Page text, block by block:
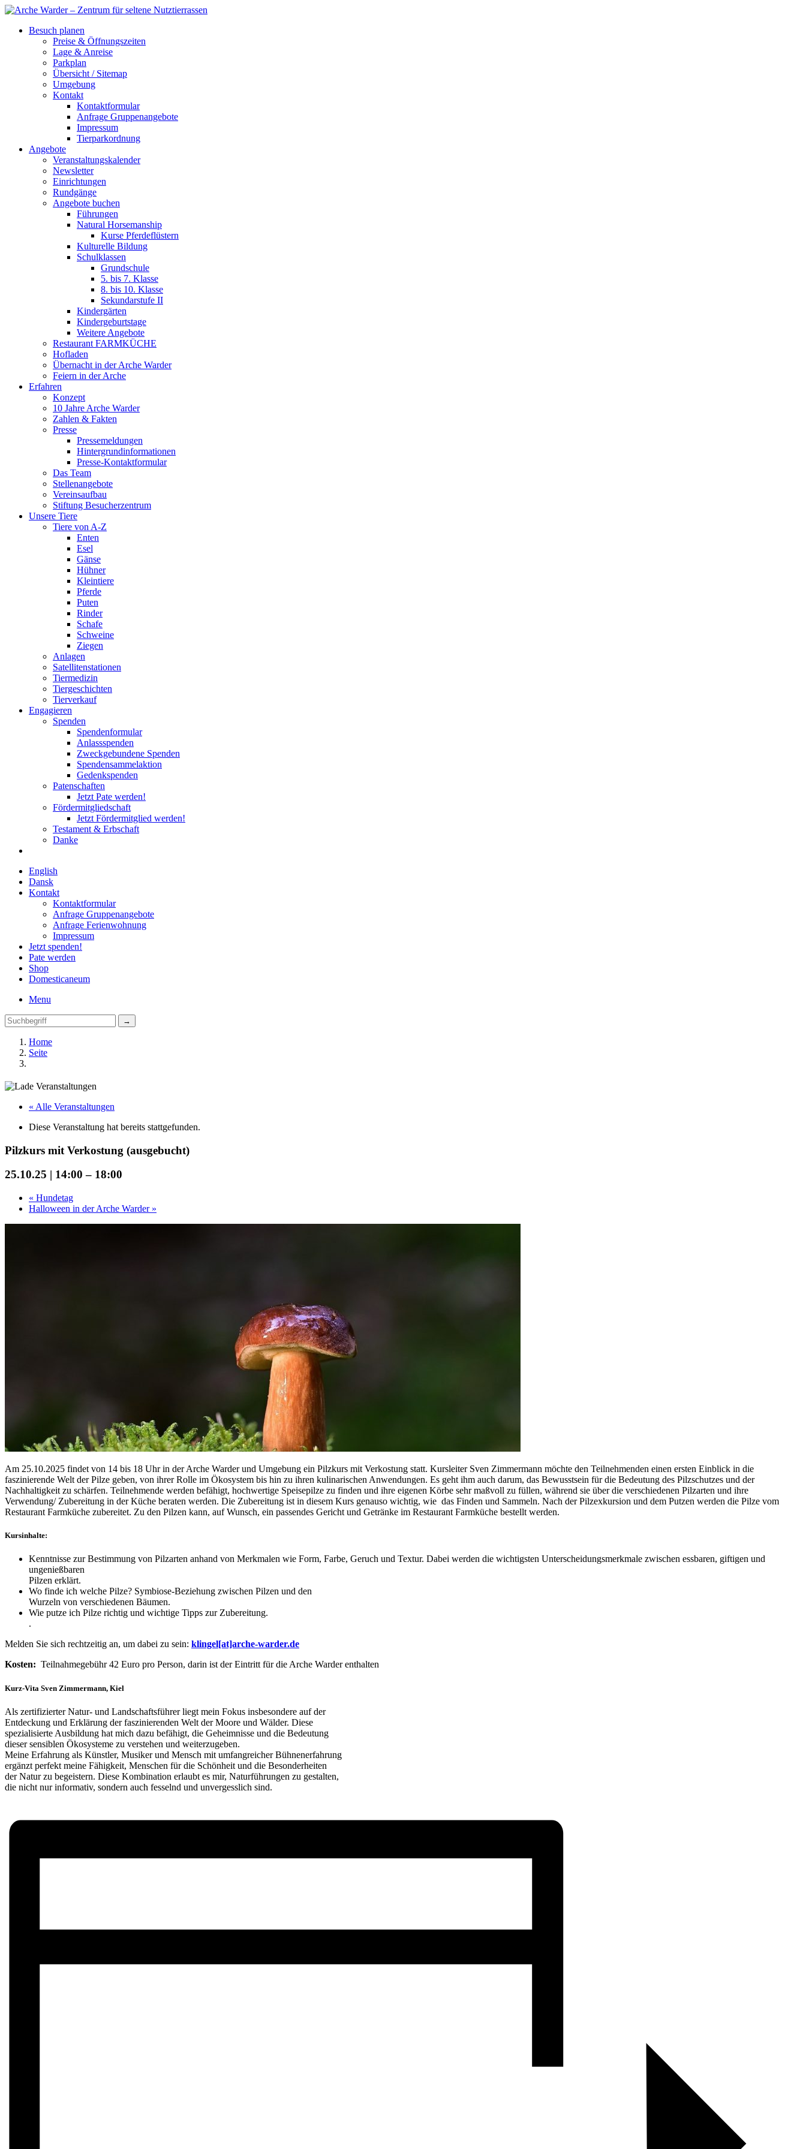
Besuch planen
Preise & Öffnungszeiten
Lage & Anreise
Parkplan
Übersicht / Sitemap
Umgebung
Kontakt
Kontaktformular
Anfrage Gruppenangebote
Impressum
Tierparkordnung
Angebote
Veranstaltungskalender
Newsletter
Einrichtungen
Rundgänge
Angebote buchen
Führungen
Natural Horsemanship
Kurse Pferdeflüstern
Kulturelle Bildung
Schulklassen
Grundschule
5. bis 7. Klasse
8. bis 10. Klasse
Sekundarstufe II
Kindergärten
Kindergeburtstage
Weitere Angebote
Restaurant FARMKÜCHE
Hofladen
Übernacht in der Arche Warder
Feiern in der Arche
Erfahren
Konzept
10 Jahre Arche Warder
Zahlen & Fakten
Presse
Pressemeldungen
Hintergrundinformationen
Presse-Kontaktformular
Das Team
Stellenangebote
Vereinsaufbau
Stiftung Besucherzentrum
Unsere Tiere
Tiere von A-Z
Enten
Esel
Gänse
Hühner
Kleintiere
Pferde
Puten
Rinder
Schafe
Schweine
Ziegen
Anlagen
Satellitenstationen
Tiermedizin
Tiergeschichten
Tierverkauf
Engagieren
Spenden
Spendenformular
Anlassspenden
Zweckgebundene Spenden
Spendensammelaktion
Gedenkspenden
Patenschaften
Jetzt Pate werden!
Fördermitgliedschaft
Jetzt Fördermitglied werden!
Testament & Erbschaft
Danke
English
Dansk
Kontakt
Kontaktformular
Anfrage Gruppenangebote
Anfrage Ferienwohnung
Impressum
Jetzt spenden!
Pate werden
Shop
Domesticaneum
Menu
Home
Seite
« Alle Veranstaltungen
Diese Veranstaltung hat bereits stattgefunden.
Pilzkurs mit Verkostung (ausgebucht)
25.10.25 | 14:00 – 18:00
« Hundetag
Halloween in der Arche Warder »
Am 25.10.2025 findet von 14 bis 18 Uhr in der Arche Warder und Umgebung ein Pilzkurs mit Verkostung statt. Kursleiter Sven Zimmermann möchte den Teilnehmenden einen ersten Einblick in die
faszinierende Welt der Pilze geben, von ihrer Rolle im Ökosystem bis hin zu ihren kulinarischen Anwendungen. Es geht ihm auch darum, das Bewusstsein für die Bedeutung des Pilzschutzes und der
Nachhaltigkeit zu schärfen. Teilnehmende werden befähigt, hochwertige Speisepilze zu finden und ihre eigenen Körbe sehr maßvoll zu füllen, während sie über die verschiedenen Pilzarten und ihre
Verwendung/ Zubereitung in der Küche beraten werden. Die Zubereitung ist in diesem Kurs genauso wichtig, wie das Finden und Sammeln. Nach der Pilzexkursion und dem Putzen werden die Pilze vom
Restaurant Farmküche zubereitet. Zu den Pilzen kann, auf Wunsch, ein passendes Gericht und Getränke im Restaurant Farmküche bestellt werden.
Kursinhalte:
Kenntnisse zur Bestimmung von Pilzarten anhand von Merkmalen wie Form, Farbe, Geruch und Textur. Dabei werden die wichtigsten Unterscheidungsmerkmale zwischen essbaren, giftigen und
ungenießbaren
Pilzen erklärt.
Wo finde ich welche Pilze? Symbiose-Beziehung zwischen Pilzen und den
Wurzeln von verschiedenen Bäumen.
Wie putze ich Pilze richtig und wichtige Tipps zur Zubereitung.
.
Melden Sie sich rechtzeitig an, um dabei zu sein: klingel[at]arche-warder.de
Kosten: Teilnahmegebühr 42 Euro pro Person, darin ist der Eintritt für die Arche Warder enthalten
Kurz-Vita Sven Zimmermann, Kiel
Als zertifizierter Natur- und Landschaftsführer liegt mein Fokus insbesondere auf der
Entdeckung und Erklärung der faszinierenden Welt der Moore und Wälder. Diese
spezialisierte Ausbildung hat mich dazu befähigt, die Geheimnisse und die Bedeutung
dieser sensiblen Ökosysteme zu verstehen und weiterzugeben.
Meine Erfahrung als Künstler, Musiker und Mensch mit umfangreicher Bühnenerfahrung
ergänzt perfekt meine Fähigkeit, Menschen für die Schönheit und die Besonderheiten
der Natur zu begeistern. Diese Kombination erlaubt es mir, Naturführungen zu gestalten,
die nicht nur informativ, sondern auch fesselnd und unvergesslich sind.